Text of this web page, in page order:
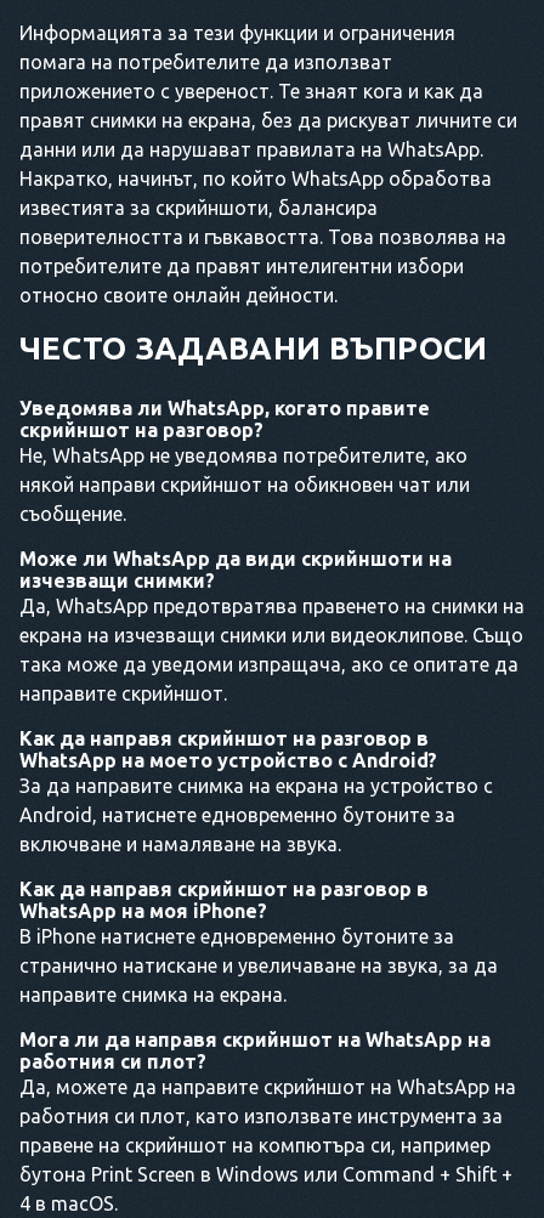
Информацията за тези функции и ограничения
помага на потребителите да използват
приложението с увереност. Те знаят кога и как да
правят снимки на екрана, без да рискуват личните си
данни или да нарушават правилата на WhatsApp.
Накратко, начинът, по който WhatsApp обработва
известията за скрийншоти, балансира
поверителността и гъвкавостта. Това позволява на
потребителите да правят интелигентни избори
относно своите онлайн дейности.
ЧЕСТО ЗАДАВАНИ ВЪПРОСИ
Уведомява ли WhatsApp, когато правите
скрийншот на разговор?
Не, WhatsApp не уведомява потребителите, ако
някой направи скрийншот на обикновен чат или
съобщение.
Може ли WhatsApp да види скрийншоти на
изчезващи снимки?
Да, WhatsApp предотвратява правенето на снимки на
екрана на изчезващи снимки или видеоклипове. Също
така може да уведоми изпращача, ако се опитате да
направите скрийншот.
Как да направя скрийншот на разговор в
WhatsApp на моето устройство с Android?
За да направите снимка на екрана на устройство с
Android, натиснете едновременно бутоните за
включване и намаляване на звука.
Как да направя скрийншот на разговор в
WhatsApp на моя iPhone?
В iPhone натиснете едновременно бутоните за
странично натискане и увеличаване на звука, за да
направите снимка на екрана.
Мога ли да направя скрийншот на WhatsApp на
работния си плот?
Да, можете да направите скрийншот на WhatsApp на
работния си плот, като използвате инструмента за
правене на скрийншот на компютъра си, например
бутона Print Screen в Windows или Command + Shift +
4 в macOS.